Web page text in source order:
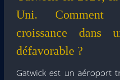
Uni. Comment
croissance dans
défavorable ?
Gatwick est un aéroport